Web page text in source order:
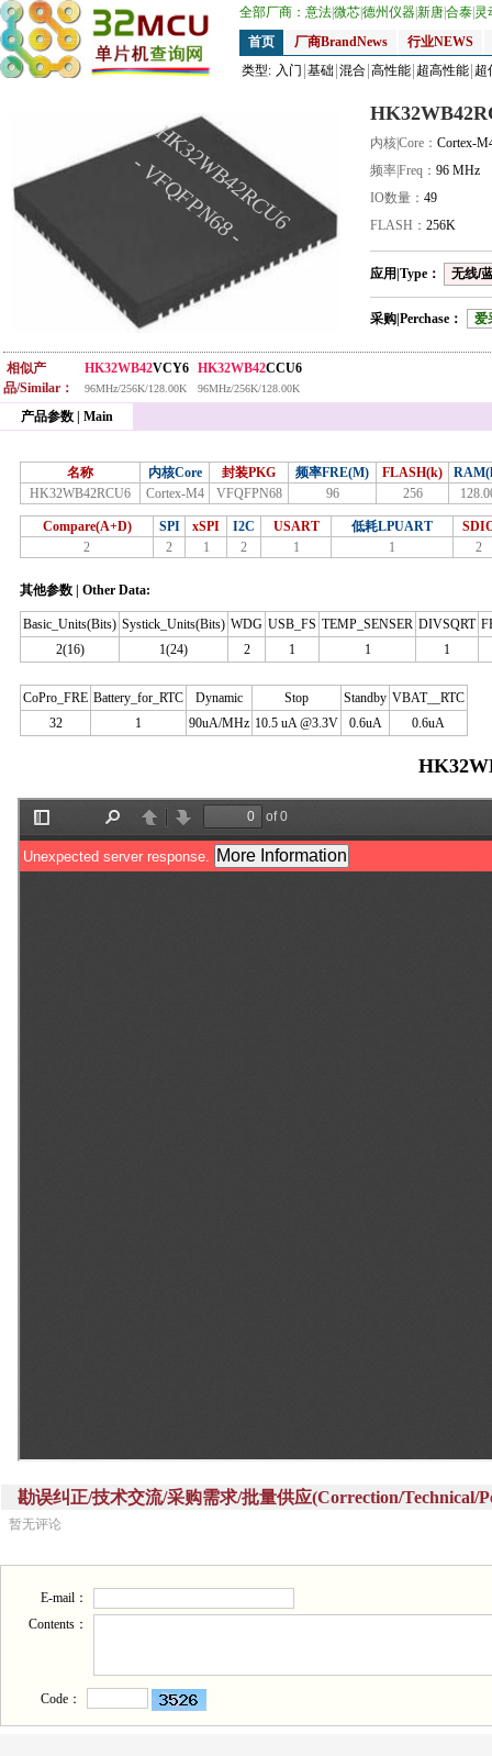
全部厂商： 意法微芯德州仪器新唐合泰 灵
首页
厂商BrandNews
行业NEWS
类型: 入门 基础 混合 高性能 超高性能 超
HK32WB42RCU6
- VFQFPN68 -
内核|Core： Cortex-
频率|Freq： 96 MHz
IO数量： 49
FLASH： 256K
应用|Type： 无线/
采购|Perchase： 爱
相似产
品/Similar：
HK32WB42VCY6
96MHz/256K/128.00K
HK32WB42CCU6
96MHz/256K/128.00K
产品参数 | Main
名称 内核Core 封装PKG 频率FRE(M) FLASH(k)
HK32WB42RCU6
Cortex-M4 VFQFPN68 96 256
Compare(A+D) SPI xSPI I2C USART 低耗LPUART
2
2 1 2 1 1 2
其他参数 | Other Data:
Basic_Units(Bits) Systick_Units(Bits) WDG USB_FS TEMP_SENSER DIVSQRT
2(16)
1(24) 2 1 1 1
CoPro_FRE Battery_for_RTC Dynamic Stop Standby VBAT__RTC
32
1 90uA/MHz 10.5 uA @3.3V 0.6uA 0.6uA
勘误纠正/技术交流/采购需求/批量供应(Correction/Technical/
暂无评论
E-mail：
Contents：
Code：